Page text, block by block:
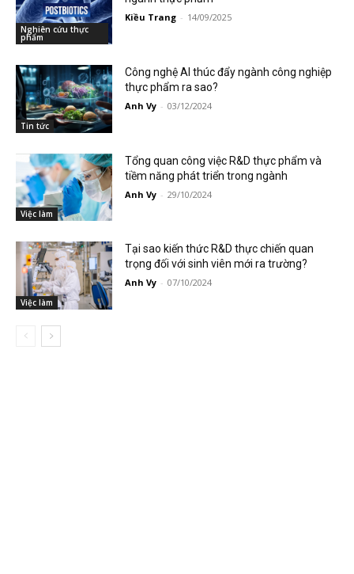
Nghiên cứu thực
phẩm
Kiều Trang - 14/09/2025
Tin tức
Công nghệ AI thúc đẩy ngành công nghiệp
thực phẩm ra sao?
Anh Vy - 03/12/2024
Việc làm
Tổng quan công việc R&D thực phẩm và
tiềm năng phát triển trong ngành
Anh Vy - 29/10/2024
Việc làm
Tại sao kiến thức R&D thực chiến quan
trọng đối với sinh viên mới ra trường?
Anh Vy - 07/10/2024